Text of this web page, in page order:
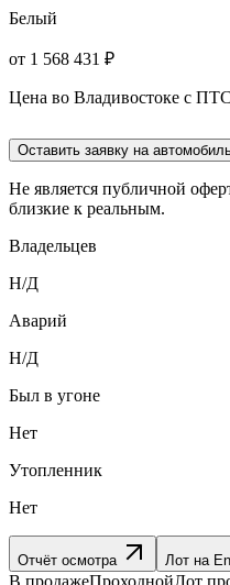
Белый
от 1 568 431 ₽
Цена во Владивостоке с ПТС
Оставить заявку на
Не является публичной
близкие к реальным.
Владельцев
Н/Д
Аварий
Н/Д
Был в угоне
Нет
Утопленник
Нет
Отчёт осмотра Лот на